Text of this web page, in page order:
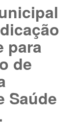
para
de
Saúde